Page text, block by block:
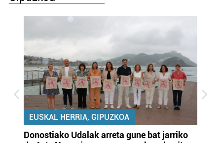
EUSKAL HERRIA, GIPUZKOA
Donostiako Udalak arreta gune bat jarriko